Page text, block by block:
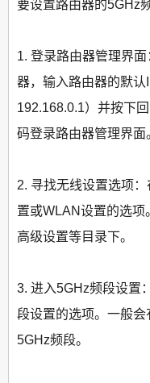
要设置路由器的5GHz
1. 登录路由器管理界
器，输入路由器的默
192.168.0.1）并按下
码登录路由器管理界面
2. 寻找无线设置选项
置或WLAN设置的选
高级设置等目录下。
3. 进入5GHz频段设置
段设置的选项。一般
5GHz频段。